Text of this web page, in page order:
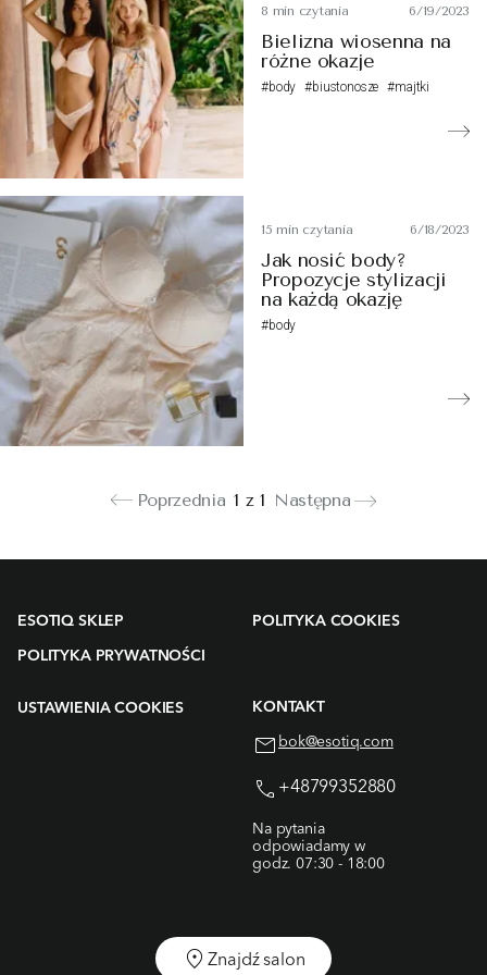
8 min czytania 6/19/2023
Bielizna wiosenna na
różne okazje
#body #biustonosze #majtki
15 min czytania 6/18/2023
Jak nosić body?
Propozycje stylizacji
na każdą okazję
#body
Poprzednia 1 z 1 Następna
ESOTIQ SKLEP
POLITYKA PRYWATNOŚCI
POLITYKA COOKIES
USTAWIENIA COOKIES
KONTAKT
bok@esotiq.com
+48799352880
Na pytania
odpowiadamy w
godz. 07:30 - 18:00
Znajdź salon